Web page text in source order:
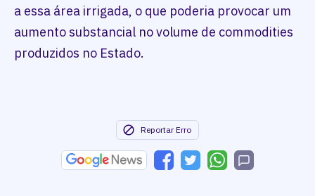
a essa área irrigada, o que poderia provocar um
aumento substancial no volume de commodities
produzidos no Estado.
Reportar Erro